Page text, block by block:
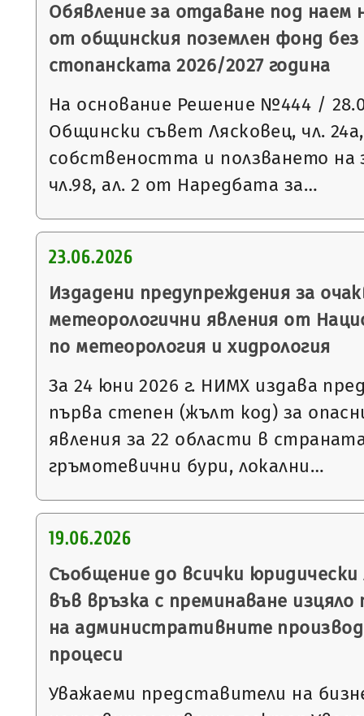
Обявление за отдаване под
от общинския поземлен фонд без
стопанската 2026/2027 година
На основание Решение №444 /
Общински съвет Лясковец, чл.
собствеността и ползването на
чл.98, ал. 2 от Наредбата за…
23.06.2026
Издадени предупреждения за
метеорологични явления от
по метеорология и хидрология
За 24 юни 2026 г. НИМХ издава
първа степен (жълт код) за
явления за 22 области в
гръмотевични бури, локални…
19.06.2026
Съобщение до всички юридически
във връзка с преминаване
на административните
процеси
Уважаеми представители на